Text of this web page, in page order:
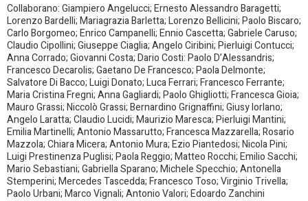
Collaborano: Giampiero Angelucci; Ernesto Alessandro Baragetti;
Lorenzo Bardelli; Mariagrazia Barletta; Lorenzo Bellicini; Paolo Biscaro;
Carlo Borgomeo; Enrico Campanelli; Ennio Cascetta; Gabriele Caruso;
Claudio Cipollini; Giuseppe Ciaglia; Angelo Ciribini; Pierluigi Contucci;
Anna Corrado; Giovanni Costa; Dario Costi: Paolo D’Alessandris;
Francesco Decarolis; Gaetano De Francesco; Paola Delmonte;
Salvatore Di Bacco; Luigi Donato; Luca Ferrari; Francesco Ferrante;
Maria Cristina Fregni; Anna Gagliardi; Paolo Ghigliotti; Francesca Gioia;
Mauro Grassi; Niccolò Grassi; Bernardino Grignaffini; Giusy Iorlano;
Angelo Laratta; Claudio Lucidi; Maurizio Maresca; Pierluigi Mantini;
Emilia Martinelli; Antonio Massarutto; Francesca Mazzarella; Rosario
Mazzola; Chiara Micera; Antonio Mura; Ezio Piantedosi; Nicola Pini;
Luigi Prestinenza Puglisi; Paola Reggio; Matteo Rocchi; Emilio Sacchi;
Mario Sebastiani; Gabriella Sparano; Michele Specchio; Antonella
Stemperini; Mercedes Tascedda; Francesco Toso; Virginio Trivella;
Paolo Urbani; Marco Vignali; Antonio Valori; Edoardo Zanchini